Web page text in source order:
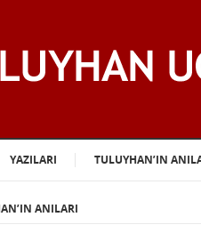
YAZILARI TULUYHAN’IN
ANILARI